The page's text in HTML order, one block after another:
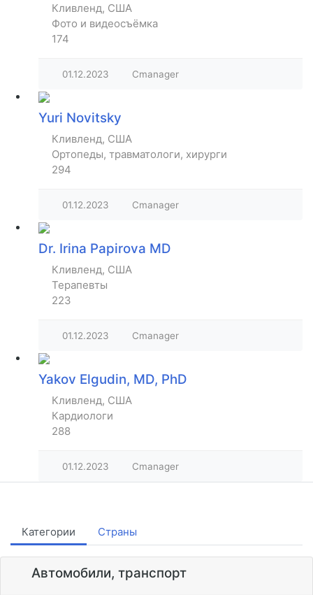
Кливленд, США
Фото и видеосъёмка
174
01.12.2023 Cmanager
Yuri Novitsky
Кливленд, США
Ортопеды, травматологи, хирурги
294
01.12.2023 Cmanager
Dr. Irina Papirova MD
Кливленд, США
Терапевты
223
01.12.2023 Cmanager
Yakov Elgudin, MD, PhD
Кливленд, США
Кардиологи
288
01.12.2023 Cmanager
Категории Страны
Автомобили, транспорт